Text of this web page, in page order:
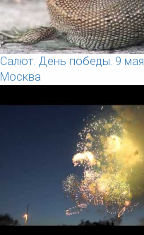
Салют. День победы. 9 мая
Москва